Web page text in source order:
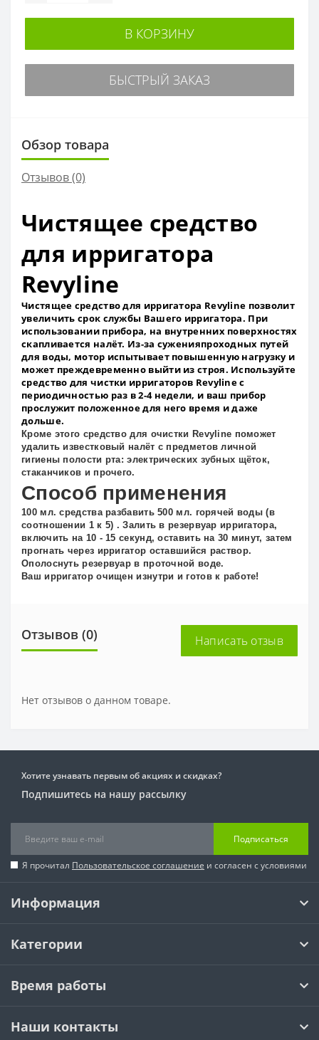
В КОРЗИНУ
БЫСТРЫЙ ЗАКАЗ
Обзор товара
Отзывов (0)
Чистящее средство
для ирригатора
Revyline
Чистящее средство для ирригатора Revyline позволит
увеличить срок службы Вашего ирригатора. При
использовании прибора, на внутренних поверхностях
скапливается налёт. Из-за суженияпроходных путей
для воды, мотор испытывает повышенную нагрузку и
может преждевременно выйти из строя. Используйте
средство для чистки ирригаторов Revyline с
периодичностью раз в 2-4 недели, и ваш прибор
прослужит положенное для него время и даже
дольше.
Кроме этого средство для очистки Revyline поможет
удалить известковый налёт с предметов личной
гигиены полости рта: электрических зубных щёток,
стаканчиков и прочего.
Способ применения
100 мл. средства разбавить 500 мл. горячей воды (в
соотношении 1 к 5) . Залить в резервуар ирригатора,
включить на 10 - 15 секунд, оставить на 30 минут, затем
прогнать через ирригатор оставшийся раствор.
Ополоснуть резервуар в проточной воде.
Ваш ирригатор очищен изнутри и готов к работе!
Отзывов (0) Написать отзыв
Нет отзывов о данном товаре.
Хотите узнавать первым об акциях и скидках?
Подпишитесь на нашу рассылку
Подписаться
Я прочитал Пользовательское соглашение и согласен с условиями
Информация
Категории
Время работы
Наши контакты